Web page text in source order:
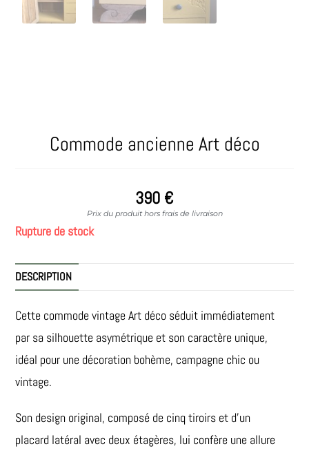
Commode ancienne Art déco
390 €
Prix du produit hors frais de livraison
Rupture de stock
DESCRIPTION
Cette commode vintage Art déco séduit immédiatement
par sa silhouette asymétrique et son caractère unique,
idéal pour une décoration bohème, campagne chic ou
vintage.
Son design original, composé de cinq tiroirs et d’un
placard latéral avec deux étagères, lui confère une allure